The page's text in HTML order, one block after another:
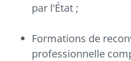
par l'État ;
Formations de
professionnelle